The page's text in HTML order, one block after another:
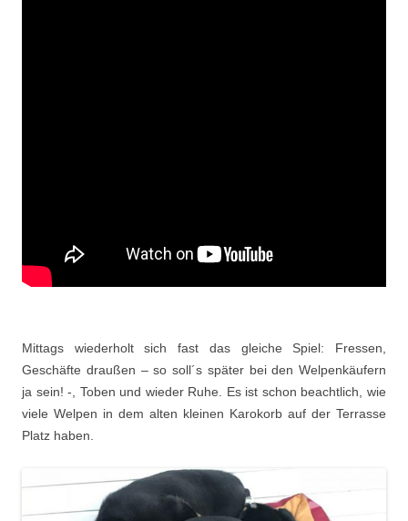
Mittags wiederholt sich fast das gleiche Spiel: Fressen,
Geschäfte draußen – so soll´s später bei den Welpenkäufern
ja sein! -, Toben und wieder Ruhe. Es ist schon beachtlich, wie
viele Welpen in dem alten kleinen Karokorb auf der Terrasse
Platz haben.